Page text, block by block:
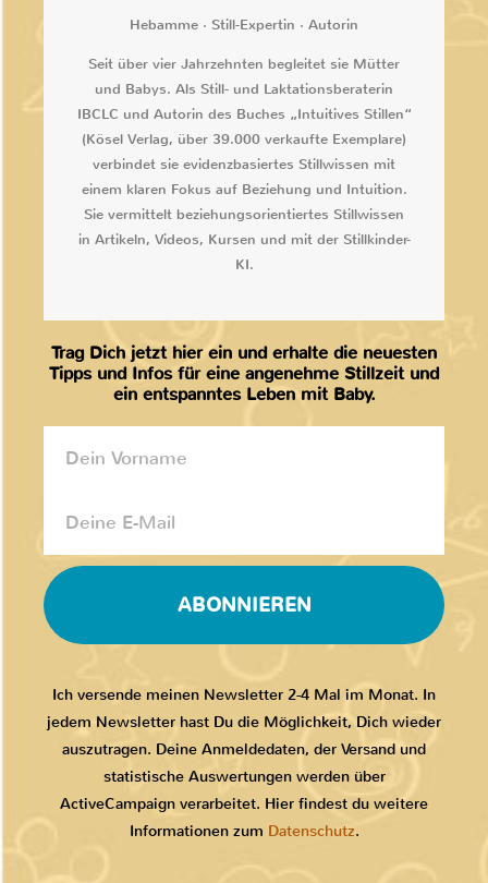
Hebamme · Still-Expertin · Autorin
Seit über vier Jahrzehnten begleitet sie Mütter
und Babys. Als Still- und Laktationsberaterin
IBCLC und Autorin des Buches „Intuitives Stillen“
(Kösel Verlag, über 39.000 verkaufte Exemplare)
verbindet sie evidenzbasiertes Stillwissen mit
einem klaren Fokus auf Beziehung und Intuition.
Sie vermittelt beziehungsorientiertes Stillwissen
in Artikeln, Videos, Kursen und mit der Stillkinder-
KI.
Trag Dich jetzt hier ein und erhalte die neuesten
Tipps und Infos für eine angenehme Stillzeit und
ein entspanntes Leben mit Baby.
ABONNIEREN
Ich versende meinen Newsletter 2-4 Mal im Monat. In
jedem Newsletter hast Du die Möglichkeit, Dich wieder
auszutragen. Deine Anmeldedaten, der Versand und
statistische Auswertungen werden über
ActiveCampaign verarbeitet. Hier findest du weitere
Informationen zum Datenschutz.